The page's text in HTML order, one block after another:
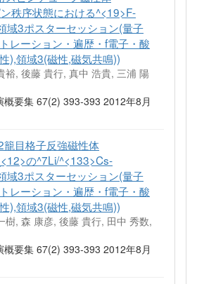
秩序状態における^<19>F-
域3ポスターセッション(量子
レーション・遍歴・f電子・酸
),領域3(磁性,磁気共鳴))
裕, 後藤 貴行, 真中 浩貴, 三浦 陽
概要集 67(2) 393-393 2012年8月
目格子反強磁性体
の^7Li/^<133>Cs-
域3ポスターセッション(量子
レーション・遍歴・f電子・酸
),領域3(磁性,磁気共鳴))
樹, 森 康彦, 後藤 貴行, 田中 秀数,
概要集 67(2) 393-393 2012年8月